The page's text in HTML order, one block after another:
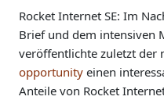
Rocket Internet SE: Im
Brief und dem intensiven
veröffentlichte zuletzt der
opportunity einen
Anteile von Rocket